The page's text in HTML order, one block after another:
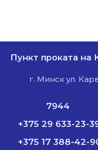
Пункт проката на
г. Минск ул.
7944
+375 29 633-23-
+375 17 388-42-